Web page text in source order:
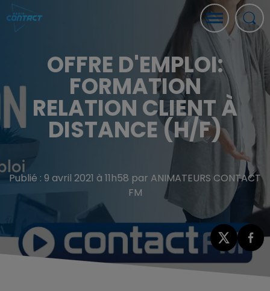
OFFRE D'EMPLOI:
FORMATION
RELATION CLIENT À
DISTANCE (H/F)
Publié : 9 avril 2021 à 11h58 par ANIMATEURS CONTACT
FM